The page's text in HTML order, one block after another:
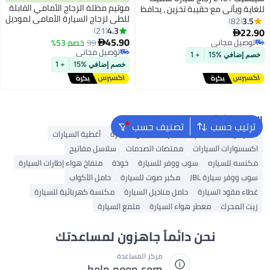
للغاية ويأتي مع حقيبة تخزين ، يحافظ
على برودة داخلية السيارة ، غطاء
شمسي للزجاج الأمامي يناسب
جميع السيارات والشاحنات وسيارات
الدفع الرباعي
3.5
82
22.90
توصيل مجاني
توصيل مجاني
خصم إضافي %15 + 1
موتيم مظلة الزجاج الأمامي القابلة
للطي لزجاج السيارة الأمامي لموديل
تسلا Y/ 3/ S، واقي شمس قابل
للطي مع حقيبة تخزين، غطاء عازل
للحرارة، ظلال حاجبة للحرارة بنسبة
99%، حافظ على برودة السيارة
4.3
21
45.90
99 خصم 53%
توصيل مجاني
توصيل مجاني
خصم إضافي %15 + 1
ترتيب حسب تصنيف حسب البحث الشائع
فلاتر الزيت الأعلام كاميرات تسجيل للسيارة
أغطية السيارات
اكسسوارات السيارات
ممتصات الصدمات
سلاسل مفاتيح
مكنسه للسياره
سوب ووفر للسيارة خوذة
منفاخ هواء إطارات السيارة
سوب ووفر سيارة JBL
مكبر صوت للسيارة
حامل الأكواب
غطاء مقود السيارة
حامل مناديل السيارة
مكنسة كهربائية للسيارة
زيت المحرك
معطر هواء السيارة ملمع السيارة
نحن دائماً جاهزون لمساعدتك
مركز المساعدة